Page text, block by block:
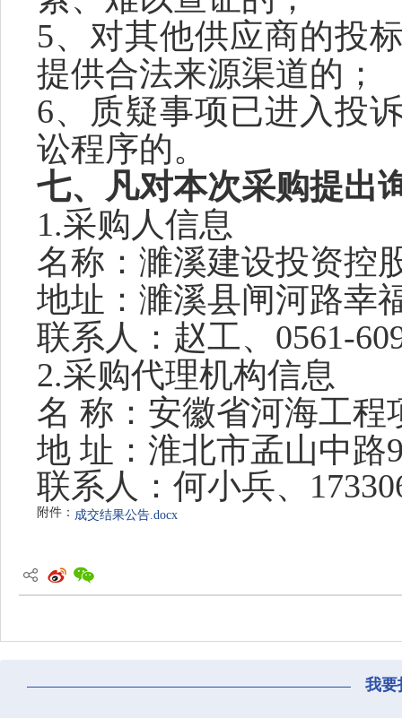
5、对其他供应商的投
提供合法来源渠道的；
6、质疑事项已进入投
讼程序的。
七、凡对本次采购提出
1.采购人信息
名称： 濉溪建设投资控
地址： 濉溪县闸河路幸
联系人： 赵工、 0561-
2.采购代理机构信息
名 称：安徽省河海工程
地 址：淮北市孟山中路
联系人： 何小兵、
附件： 成交结果公告.docx
我要